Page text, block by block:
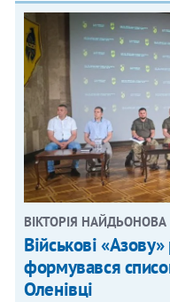
ВІКТОРІЯ НАЙДЬОНОВА
Військові
формувався
Оленівці